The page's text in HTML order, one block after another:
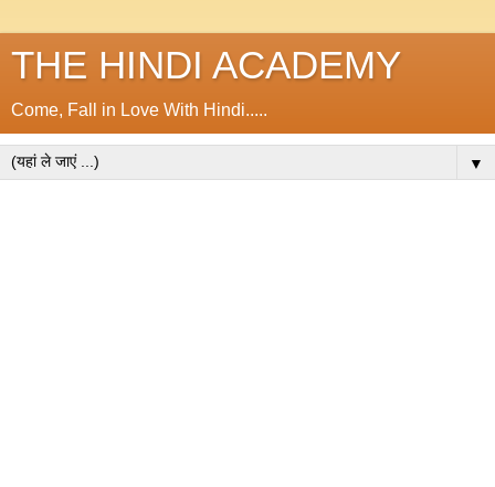
THE HINDI ACADEMY
Come, Fall in Love With Hindi.....
▼